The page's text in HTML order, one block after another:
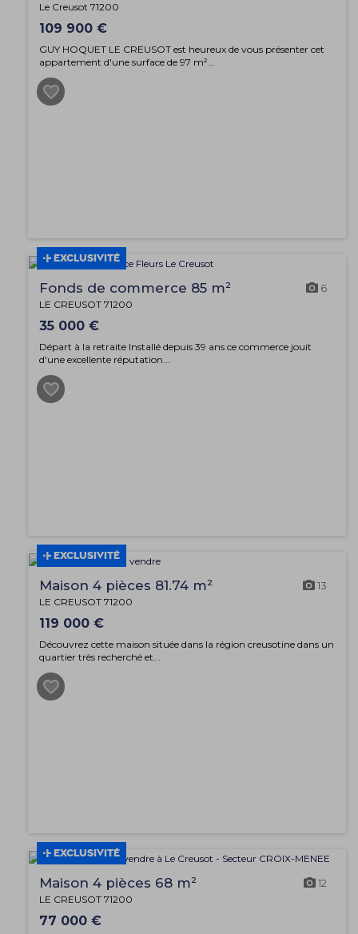
Le Creusot 71200
109 900 €
GUY HOQUET LE CREUSOT est heureux de vous présenter cet
appartement d'une surface de 97 m²...
EXCLUSIVITÉ
Fonds de commerce 85 m² 6
LE CREUSOT 71200
35 000 €
Départ à la retraite Installé depuis 39 ans ce commerce jouit
d'une excellente réputation...
EXCLUSIVITÉ
Maison 4 pièces 81.74 m² 13
LE CREUSOT 71200
119 000 €
Découvrez cette maison située dans la région creusotine dans un
quartier très recherché et...
EXCLUSIVITÉ
Maison 4 pièces 68 m² 12
LE CREUSOT 71200
77 000 €